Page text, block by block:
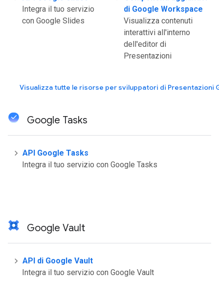
Integra il tuo servizio
con Google Slides
di Google Workspace
Visualizza contenuti
interattivi all'interno
dell'editor di
Presentazioni
Visualizza tutte le risorse per sviluppatori di Presentazioni
Google Tasks
API Google Tasks
Integra il tuo servizio con Google Tasks
Google Vault
API di Google Vault
Integra il tuo servizio con Google Vault